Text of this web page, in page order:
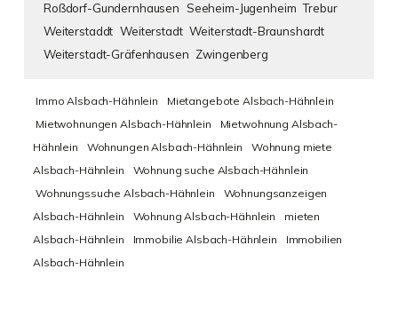
Roßdorf-Gundernhausen Seeheim-Jugenheim Trebur
Weiterstaddt Weiterstadt Weiterstadt-Braunshardt
Weiterstadt-Gräfenhausen Zwingenberg
Immo Alsbach-Hähnlein
Mietangebote Alsbach-Hähnlein
Mietwohnungen Alsbach-Hähnlein
Mietwohnung Alsbach-
Hähnlein
Wohnungen Alsbach-Hähnlein
Wohnung miete
Alsbach-Hähnlein
Wohnung suche Alsbach-Hähnlein
Wohnungssuche Alsbach-Hähnlein
Wohnungsanzeigen
Alsbach-Hähnlein
Wohnung Alsbach-Hähnlein
mieten
Alsbach-Hähnlein
Immobilie Alsbach-Hähnlein
Immobilien
Alsbach-Hähnlein